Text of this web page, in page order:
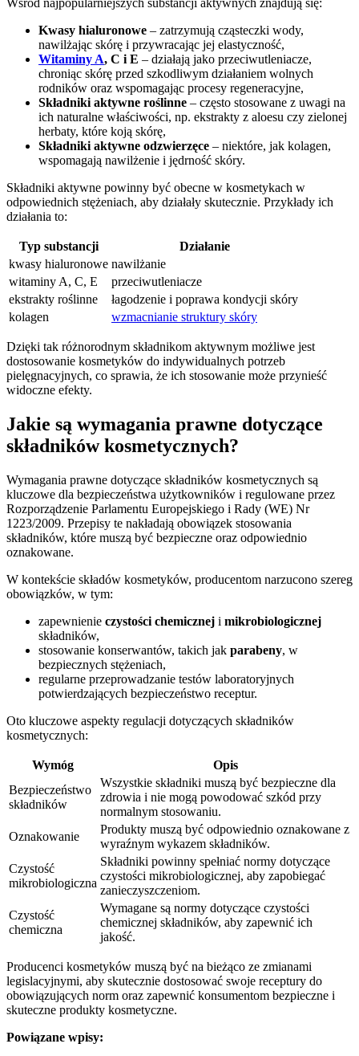
Kwasy hialuronowe – zatrzymują cząsteczki wody,
nawilżając skórę i przywracając jej elastyczność,
Witaminy A, C i E – działają jako przeciwutleniacze,
chroniąc skórę przed szkodliwym działaniem wolnych
rodników oraz wspomagając procesy regeneracyjne,
Składniki aktywne roślinne – często stosowane z uwagi na
ich naturalne właściwości, np. ekstrakty z aloesu czy zielonej
herbaty, które koją skórę,
Składniki aktywne odzwierzęce – niektóre, jak kolagen,
wspomagają nawilżenie i jędrność skóry.
Składniki aktywne powinny być obecne w kosmetykach w
odpowiednich stężeniach, aby działały skutecznie. Przykłady ich
działania to:
Typ substancji
Działanie
kwasy hialuronowe nawilżanie
witaminy A, C, E
przeciwutleniacze
ekstrakty roślinne
łagodzenie i poprawa kondycji skóry
kolagen
wzmacnianie struktury skóry
Dzięki tak różnorodnym składnikom aktywnym możliwe jest
dostosowanie kosmetyków do indywidualnych potrzeb
pielęgnacyjnych, co sprawia, że ich stosowanie może przynieść
widoczne efekty.
Jakie są wymagania prawne dotyczące
składników kosmetycznych?
Wymagania prawne dotyczące składników kosmetycznych są
kluczowe dla bezpieczeństwa użytkowników i regulowane przez
Rozporządzenie Parlamentu Europejskiego i Rady (WE) Nr
1223/2009. Przepisy te nakładają obowiązek stosowania
składników, które muszą być bezpieczne oraz odpowiednio
oznakowane.
W kontekście składów kosmetyków, producentom narzucono szereg
obowiązków, w tym:
zapewnienie czystości chemicznej i mikrobiologicznej
składników,
stosowanie konserwantów, takich jak parabeny, w
bezpiecznych stężeniach,
regularne przeprowadzanie testów laboratoryjnych
potwierdzających bezpieczeństwo receptur.
Oto kluczowe aspekty regulacji dotyczących składników
kosmetycznych:
Wymóg
Opis
Bezpieczeństwo
składników
Wszystkie składniki muszą być bezpieczne dla
zdrowia i nie mogą powodować szkód przy
normalnym stosowaniu.
Oznakowanie
Produkty muszą być odpowiednio oznakowane z
wyraźnym wykazem składników.
Czystość
mikrobiologiczna
Składniki powinny spełniać normy dotyczące
czystości mikrobiologicznej, aby zapobiegać
zanieczyszczeniom.
Czystość
chemiczna
Wymagane są normy dotyczące czystości
chemicznej składników, aby zapewnić ich
jakość.
Producenci kosmetyków muszą być na bieżąco ze zmianami
legislacyjnymi, aby skutecznie dostosować swoje receptury do
obowiązujących norm oraz zapewnić konsumentom bezpieczne i
skuteczne produkty kosmetyczne.
Powiązane wpisy: